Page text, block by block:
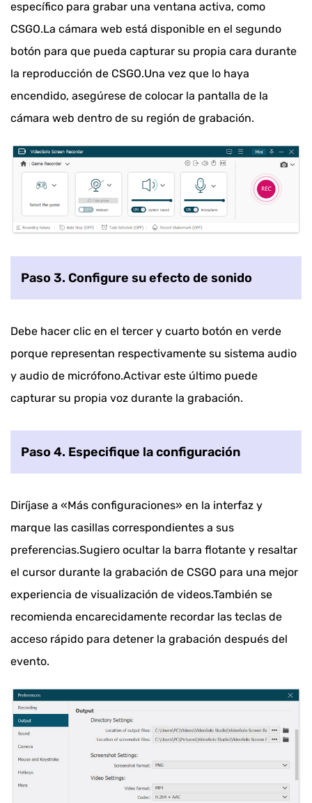
específico para grabar una ventana activa, como
CSGO.La cámara web está disponible en el segundo
botón para que pueda capturar su propia cara durante
la reproducción de CSGO.Una vez que lo haya
encendido, asegúrese de colocar la pantalla de la
cámara web dentro de su región de grabación.
Paso 3. Configure su efecto de sonido
Debe hacer clic en el tercer y cuarto botón en verde
porque representan respectivamente su sistema audio
y audio de micrófono.Activar este último puede
capturar su propia voz durante la grabación.
Paso 4. Especifique la configuración
Diríjase a «Más configuraciones» en la interfaz y
marque las casillas correspondientes a sus
preferencias.Sugiero ocultar la barra flotante y resaltar
el cursor durante la grabación de CSGO para una mejor
experiencia de visualización de videos.También se
recomienda encarecidamente recordar las teclas de
acceso rápido para detener la grabación después del
evento.